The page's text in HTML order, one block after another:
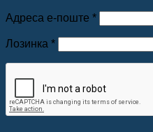
Адреса е-поште *Обавезно
Лозинка *Обавезно